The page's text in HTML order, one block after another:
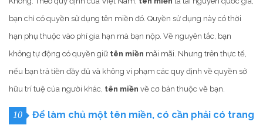
bạn chỉ có quyền sử dụng tên miền đó. Quyền sử dụng này có thời
hạn phụ thuộc vào phí gia hạn mà bạn nộp. Về nguyên tắc, bạn
không tự động có quyền giữ tên miền mãi mãi. Nhưng trên thực tế,
nếu bạn trả tiền đầy đủ và không vi phạm các quy định về quyền sở
hữu trí tuệ của người khác, tên miền về cơ bản thuộc về bạn.
10
Để làm chủ một tên miền, có cần phải có trang